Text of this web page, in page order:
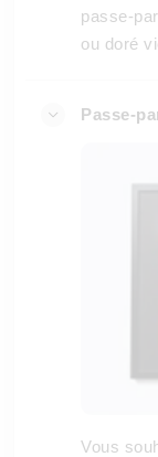
passe-
ou doré
Passe-
Vous